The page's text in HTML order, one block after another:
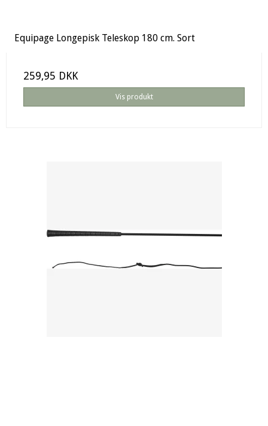
Equipage Longepisk Teleskop 180 cm. Sort
259,95 DKK
Vis produkt